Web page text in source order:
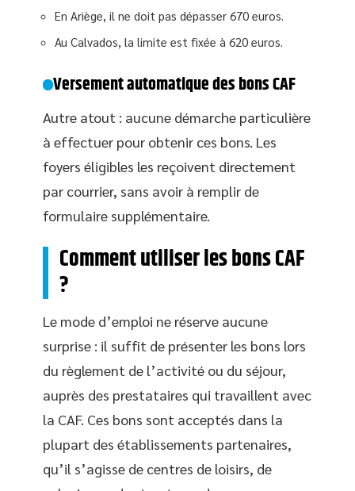
En Ariège, il ne doit pas dépasser 670 euros.
Au Calvados, la limite est fixée à 620 euros.
Versement automatique des bons CAF
Autre atout : aucune démarche particulière
à effectuer pour obtenir ces bons. Les
foyers éligibles les reçoivent directement
par courrier, sans avoir à remplir de
formulaire supplémentaire.
Comment utiliser les bons CAF
?
Le mode d’emploi ne réserve aucune
surprise : il suffit de présenter les bons lors
du règlement de l’activité ou du séjour,
auprès des prestataires qui travaillent avec
la CAF. Ces bons sont acceptés dans la
plupart des établissements partenaires,
qu’il s’agisse de centres de loisirs, de